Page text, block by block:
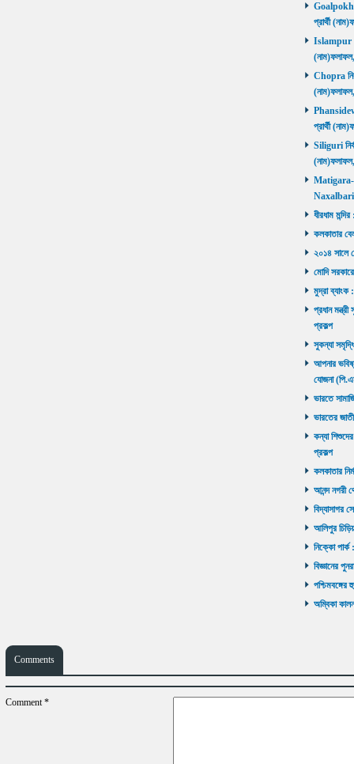
প্রার্থী
Islampur
Chopra
প্রার্থী
Siliguri
Matigara-
Naxalbari
ধীরধাম
কলকাতার
২০১৪ সালে
মোদি
মুদ্রা ব্যাংক
প্রধান
প্রকল্প
সুকন্যা
আপনার
যোজনা
ভারতে
ভারতের
কন্যা
প্রকল্প
কলকাতার
আনন্দ নগরী
বিদ্যাসাগর
আলিপুর
নিক্কো পার্ক
বিজ্ঞানের
পশ্চিমবঙ্গের
অম্বিকা
Comments
Comment*